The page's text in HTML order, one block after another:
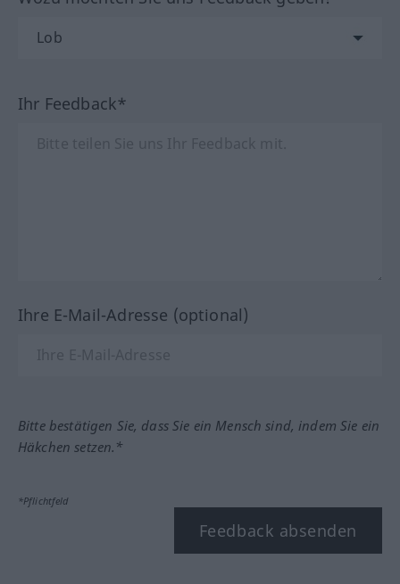
Ihr Feedback*
Ihre E-Mail-Adresse (optional)
Bitte bestätigen Sie, dass Sie ein Mensch sind, indem Sie ein
Häkchen setzen.*
*Pflichtfeld
Feedback absenden